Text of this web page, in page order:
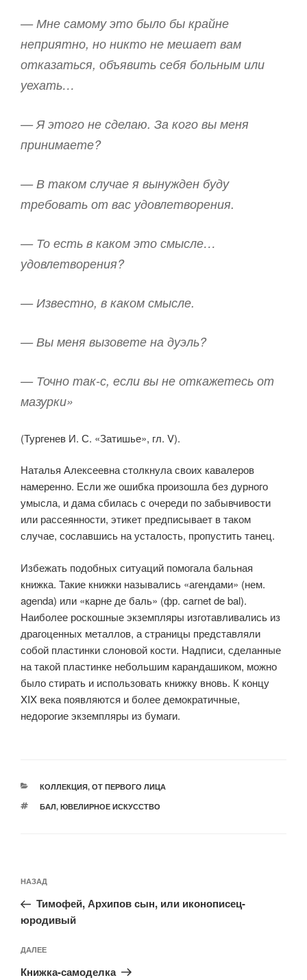
— Мне самому это было бы крайне
неприятно, но никто не мешает вам
отказаться, объявить себя больным или
уехать…
— Я этого не сделаю. За кого вы меня
принимаете?
— В таком случае я вынужден буду
требовать от вас удовлетворения.
— То есть в каком это смысле…
удовлетворения?
— Известно, в каком смысле.
— Вы меня вызовете на дуэль?
— Точно так-с, если вы не откажетесь от
мазурки»
(Тургенев И. С. «Затишье», гл. V).
Наталья Алексеевна столкнула своих кавалеров
намеренно. Если же ошибка произошла без дурного
умысла, и дама сбилась с очереди по забывчивости
или рассеянности, этикет предписывает в таком
случае, сославшись на усталость, пропустить танец.
Избежать подобных ситуаций помогала бальная
книжка. Такие книжки назывались «агендами» (нем.
agenda) или «карне де баль» (фр. carnet de bal).
Наиболее роскошные экземпляры изготавливались из
драгоценных металлов, а страницы представляли
собой пластинки слоновой кости. Надписи, сделанные
на такой пластинке небольшим карандашиком, можно
было стирать и использовать книжку вновь. К концу
XIX века появляются и более демократичные,
недорогие экземпляры из бумаги.
РУБРИКИ
КОЛЛЕКЦИЯ, ОТ ПЕРВОГО ЛИЦА
МЕТКИ
БАЛ, ЮВЕЛИРНОЕ ИСКУССТВО
по
записям
Предыдущая
запись:
НАЗАД
Тимофей, Архипов сын, или иконописец-
юродивый
Следующая
запись
ДАЛЕЕ
Книжка-самоделка